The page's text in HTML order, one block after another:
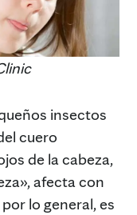
insectos
cuero
de la cabeza,
afecta con
lo general, es